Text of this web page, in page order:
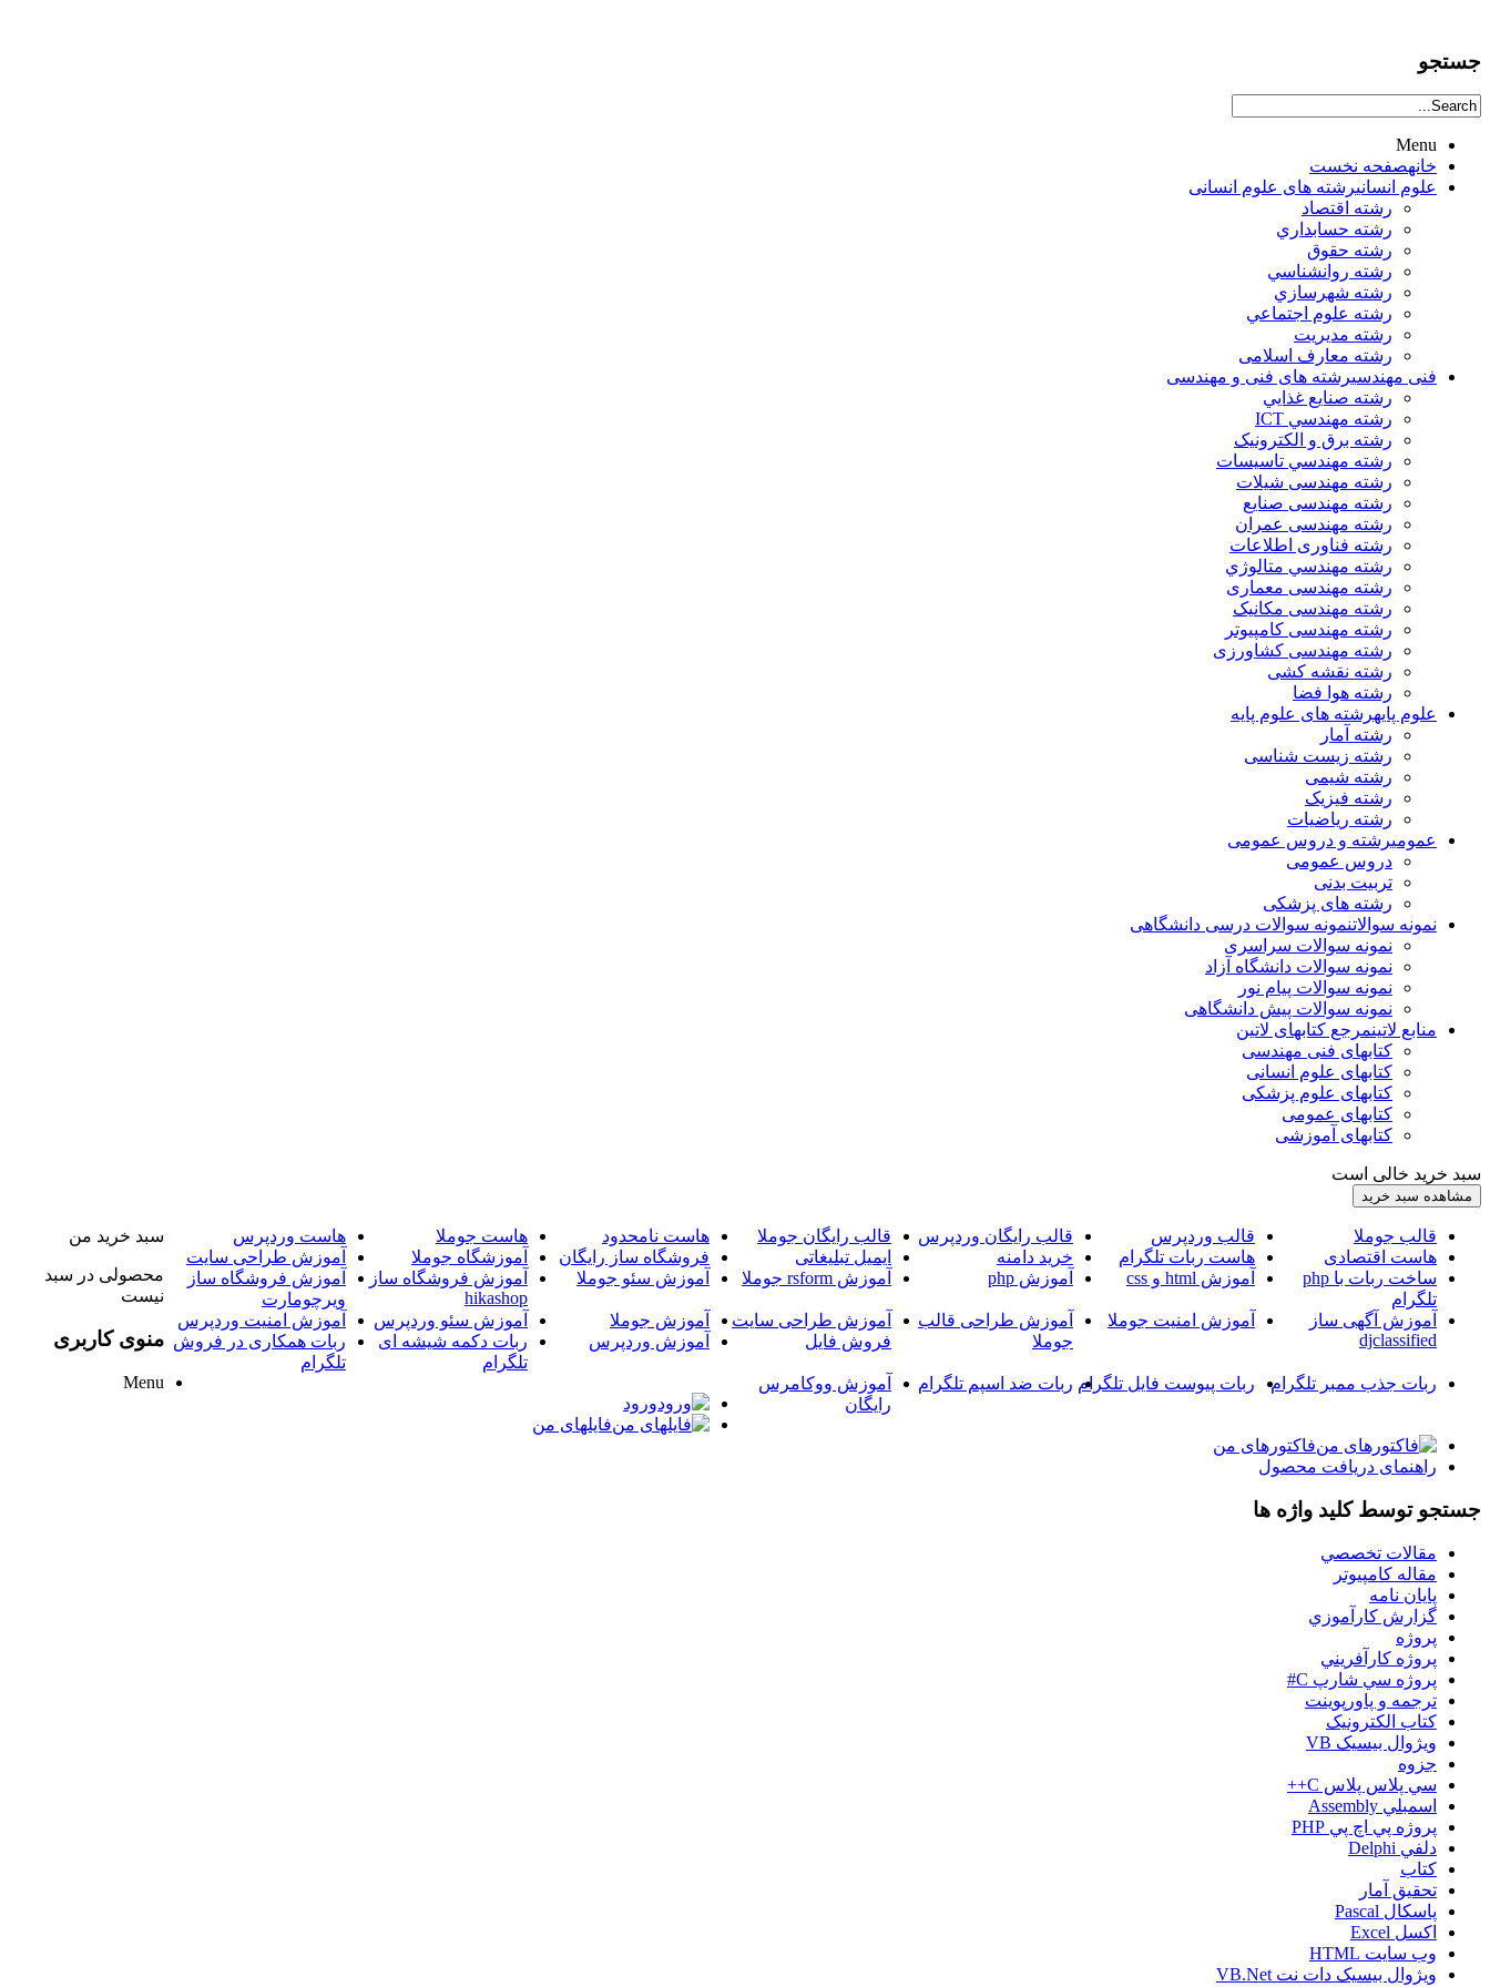
جستجو
Menu
خانهصفحه نخست
علوم انسانيرشته های علوم انسانی
رشته اقتصاد
رشته حسابداري
رشته حقوق
رشته روانشناسي
رشته شهرسازي
رشته علوم اجتماعي
رشته مديريت
رشته معارف اسلامی
فنی مهندسیرشته های فنی و مهندسی
رشته صنايع غذايي
رشته مهندسي ICT
رشته برق و الکترونيک
رشته مهندسي تاسيسات
رشته مهندسی شیلات
رشته مهندسی صنایع
رشته مهندسی عمران
رشته فناوری اطلاعات
رشته مهندسي متالوژي
رشته مهندسی معماری
رشته مهندسی مکانیک
رشته مهندسی کامپیوتر
رشته مهندسی کشاورزی
رشته نقشه کشی
رشته هوا فضا
علوم پایهرشته های علوم پایه
رشته آمار
رشته زیست شناسی
رشته شیمی
رشته فیزیک
رشته ریاضیات
عمومیرشته و دروس عمومی
دروس عمومی
تربیت بدنی
رشته های پزشکی
نمونه سوالاتنمونه سوالات درسی دانشگاهی
نمونه سوالات سراسری
نمونه سوالات دانشگاه آزاد
نمونه سوالات پیام نور
نمونه سوالات پیش دانشگاهی
منابع لاتینمرجع کتابهای لاتین
کتابهای فنی مهندسی
کتابهای علوم انسانی
کتابهای علوم پزشکی
کتابهای عمومی
کتابهای آموزشی
سبد خرید خالی است
قالب جوملا قالب وردپرس قالب رایگان وردپرس قالب رایگان جوملا هاست نامحدود هاست جوملا
هاست وردپرس
هاست اقتصادی
هاست ربات تلگرام خرید دامنه ایمیل تبلیغاتی فروشگاه ساز رایگان آموزشگاه جوملا
آموزش طراحی سایت
ساخت ربات با php
تلگرام
آموزش html و css آموزش php آموزش rsform جوملا آموزش سئو جوملا
آموزش فروشگاه ساز
hikashop
آموزش فروشگاه ساز
ویرچومارت
آموزش آگهی ساز
djclassified
آموزش امنیت جوملا
آموزش طراحی قالب
جوملا
آموزش طراحی سایت
فروش فایل
آموزش جوملا آموزش سئو وردپرس
آموزش امنیت وردپرس
آموزش وردپرس
ربات دکمه شیشه ای
تلگرام
ربات همکاری در فروش
تلگرام
ربات جذب ممبر تلگرام
ربات پیوست فایل تلگرام ربات ضد اسپم تلگرام
آموزش ووکامرس
رایگان
سبد خرید من
محصولی در سبد
نیست
منوی کاربری
Menu
ورود
فایلهای من
فاکتورهای من
راهنمای دریافت محصول
جستجو توسط کلید واژه ها
مقالات تخصصي
مقاله کامپیوتر
پایان نامه
گزارش کارآموزي
پروژه
پروژه کارآفريني
پروژه سي شارپ C#
ترجمه و پاورپوينت
کتاب الکترونيک
ويژوال بيسيک VB
جزوه
سي پلاس پلاس C++
اسمبلي Assembly
پروژه پي اچ پي PHP
دلفي Delphi
کتاب
تحقيق آمار
پاسکال Pascal
اکسل Excel
وب سايت HTML
ويژوال بيسيک دات نت VB.Net